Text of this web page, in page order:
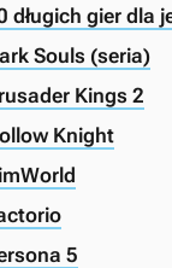
długich gier dla
Souls (seria)
Kings 2
Knight
5